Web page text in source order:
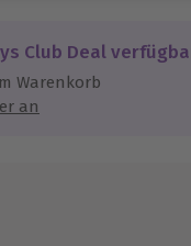
für alle Erlebnisse
Sicherheit
& verlängerbar.
Club Deal
Warenkorb
an